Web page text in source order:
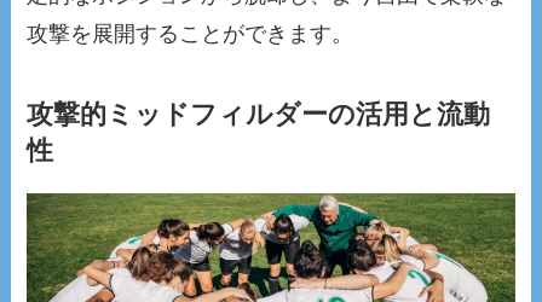
攻撃を展開することができます。
攻撃的ミッドフィルダーの活用と流動
性